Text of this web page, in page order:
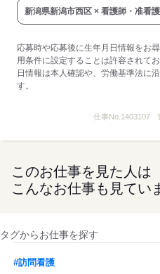
応
新潟県新潟市西区 × 看護師・准看
応募時や応募後に生年月日情報をお
用条件に設定することは許容されて
日情報は本人確認や、労働基準法に
す。
仕事No. 1403107
このお仕事を見た人は
こんなお仕事も見てい
タグからお仕事を探す
#訪問看護